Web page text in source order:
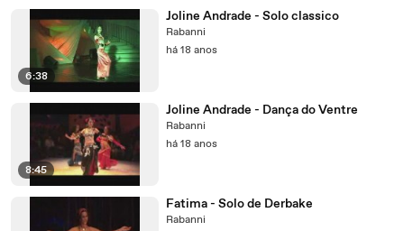
6:38
Joline Andrade - Solo classico
Rabanni
há 18 anos
8:45
Joline Andrade - Dança do Ventre
Rabanni
há 18 anos
Fatima - Solo de Derbake
Rabanni